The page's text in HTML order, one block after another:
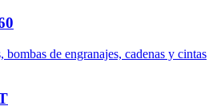
bombas de engranajes, cadenas y cintas